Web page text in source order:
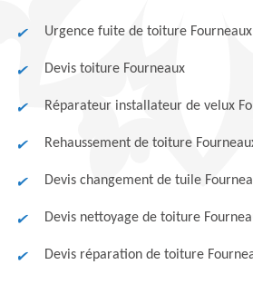
Urgence fuite de toiture Fourneaux
Devis toiture Fourneaux
Réparateur installateur de velux
Rehaussement de toiture
Devis changement de tuile
Devis nettoyage de toiture
Devis réparation de toiture